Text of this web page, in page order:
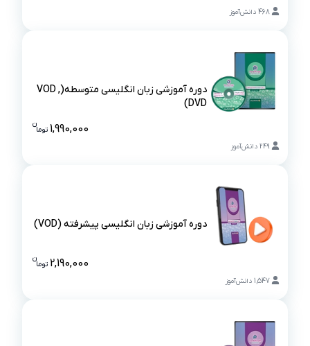
468 دانش‌آموز
249 دانش‌آموز
دوره آموزشی زبان انگلیسی متوسطه(VOD , DVD)
دوره آموزشی زبان انگلیسی متوسطه(VOD ,
DVD)
1,990,000 توما
ن
1,547 دانش‌آموز
دوره آموزشی زبان انگلیسی پیشرفته (VOD)
دوره آموزشی زبان انگلیسی پیشرفته (VOD)
2,190,000 توما
ن